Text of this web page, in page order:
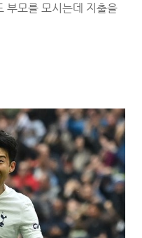
부모를 모시는데 지출을